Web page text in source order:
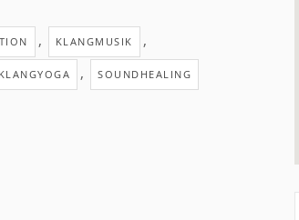
, KLANGMUSIK ,
KLANGYOGA , SOUNDHEALING